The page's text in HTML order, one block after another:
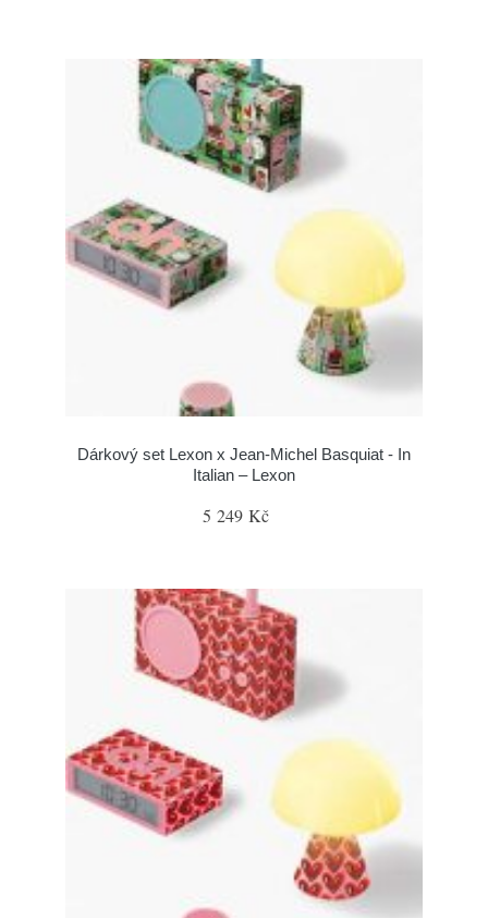
Dárkový set Lexon x Jean-Michel Basquiat - In
Italian – Lexon
5 249 Kč